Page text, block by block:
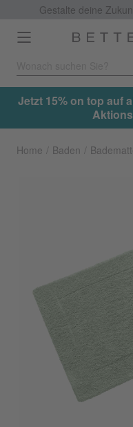
Gestalte deine
Toggle
navigation
Jetzt 15% on top auf
Home Baden